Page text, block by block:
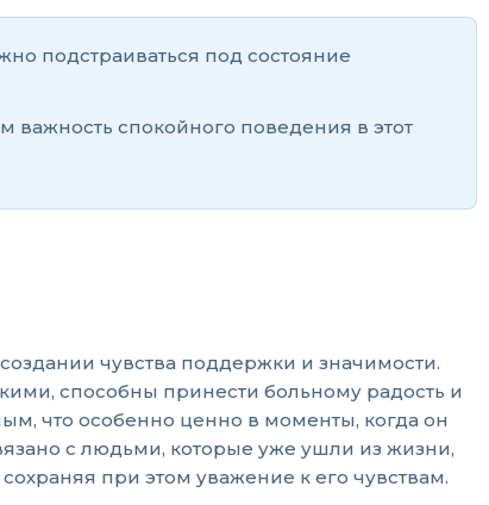
подстраиваться под состояние
важность спокойного поведения в этот
чувства поддержки и значимости.
способны принести больному радость и
что особенно ценно в моменты, когда он
с людьми, которые уже ушли из жизни,
при этом уважение к его чувствам.